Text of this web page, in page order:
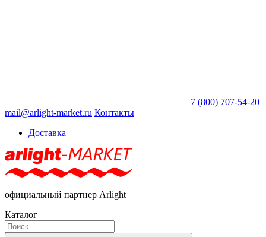
+7 (800) 707-54-20
mail@arlight-market.ru Контакты
Доставка
официальный партнер Arlight
Каталог